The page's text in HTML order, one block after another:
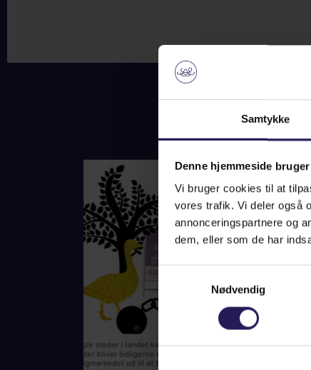
Samtykke
Denne hjemmeside
Vi bruger cookies til at
vores trafik. Vi deler også
annonceringspartnere og
dem, eller som de har
Nødvendig